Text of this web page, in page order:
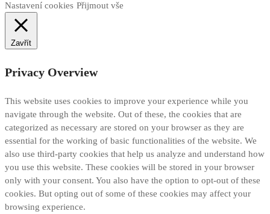
Nastavení cookies Přijmout vše
Zavřít
Privacy Overview
This website uses cookies to improve your experience while you
navigate through the website. Out of these, the cookies that are
categorized as necessary are stored on your browser as they are
essential for the working of basic functionalities of the website. We
also use third-party cookies that help us analyze and understand how
you use this website. These cookies will be stored in your browser
only with your consent. You also have the option to opt-out of these
cookies. But opting out of some of these cookies may affect your
browsing experience.